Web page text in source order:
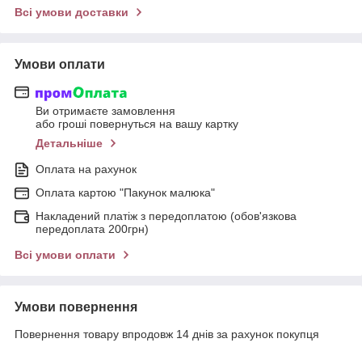
Всі умови доставки
Умови оплати
Ви отримаєте замовлення
або гроші повернуться на вашу картку
Детальніше
Оплата на рахунок
Оплата картою "Пакунок малюка"
Накладений платіж з передоплатою (обов'язкова
передоплата 200грн)
Всі умови оплати
Умови повернення
Повернення товару впродовж 14 днів за рахунок покупця